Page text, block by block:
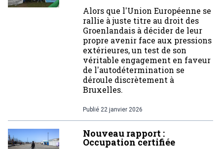
Alors que l'Union Européenne se
rallie à juste titre au droit des
Groenlandais à décider de leur
propre avenir face aux pressions
extérieures, un test de son
véritable engagement en faveur
de l'autodétermination se
déroule discrètement à
Bruxelles.
Publié 22 janvier 2026
Nouveau rapport :
Occupation certifiée